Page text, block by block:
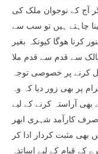
آج کے نوجوان ملک کی
چاہتے ہیں تو سب سے
کرنا ھوگا کیونکہ بغیر
سے قدم سے قدم ملا
کرنے پر خصوصی توجہ
پر بھی زور دیا کہ وہ
آراستہ کرنے کے لیے
صرف کارآمد شہری ابھر
بھی مثبت کردار ادا کر
کے قیام کے لیے اساتذہ